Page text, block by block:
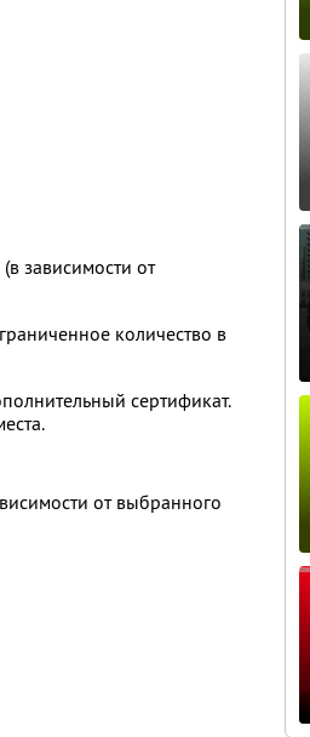
зависимости от
количество в
сертификат.
от выбранного